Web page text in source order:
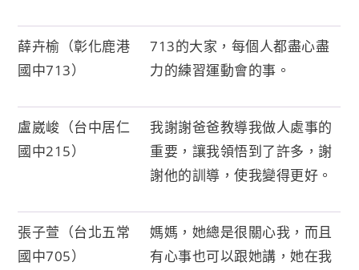
薛卉榆（彰化鹿港
國中713）
713的大家，每個人都盡心盡
力的練習運動會的事。
盧崴峻（台中居仁
國中215）
我謝謝爸爸教導我做人處事的
重要，讓我領悟到了許多，謝
謝他的訓導，使我變得更好。
張子萱（台北五常
國中705）
媽媽，她總是很關心我，而且
有心事也可以跟她講，她在我